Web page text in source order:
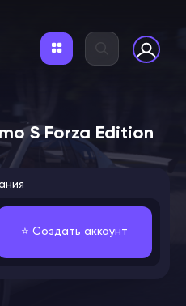
S Forza Edition
⭐️ Создать аккаунт